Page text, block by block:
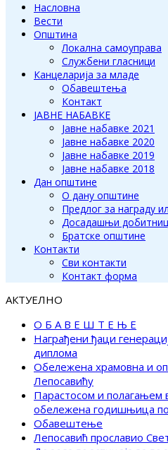
Насловна
Вести
Општина
Локална самоуправа
Службени гласници
Канцеларија за младе
Обавештења
Контакт
ЈАВНЕ НАБАВКЕ
Јавне набавке 2021
Јавне набавке 2020
Јавне набавке 2019
Јавне набавке 2018
Дан општине
О дану општине
Предлог за награду
Досадашњи
Братске општине
Контакти
Сви контакти
Контакт форма
АКТУЕЛНО
О Б А В Е Ш Т Е Њ Е
Награђени ђаци
диплома
Обележена храмовна и
Лепосавићу
Парастосом и полагањем
обележена годишњица
Обавештење
Лепосавић прославио